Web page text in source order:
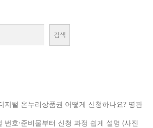
검색
지털 온누리상품권 어떻게 신청하나요? 명판
번호·준비물부터 신청 과정 쉽게 설명 (사진